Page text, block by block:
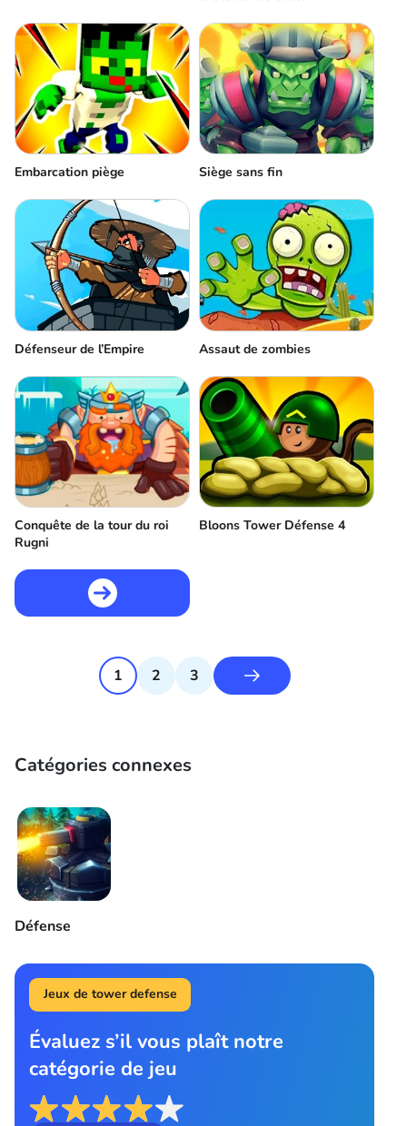
Embarcation piège Siège sans fin
Défenseur de l’Empire Assaut de zombies
Conquête de la tour du roi
Rugni
Bloons Tower Défense 4
1 2 3
Catégories connexes
Défense
Jeux de tower defense
Évaluez s’il vous plaît notre
catégorie de jeu